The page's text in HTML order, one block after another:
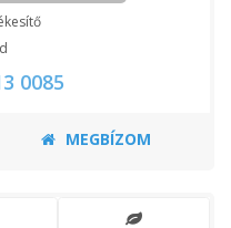
0085
MEGBÍZOM